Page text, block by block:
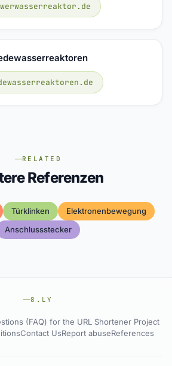
RELATED
Referenzen
Türklinken
Elektronenbewegung
Anschlussstecker
8.LY
(FAQ) for the URL Shortener Project
Contact UsReport abuseReferences